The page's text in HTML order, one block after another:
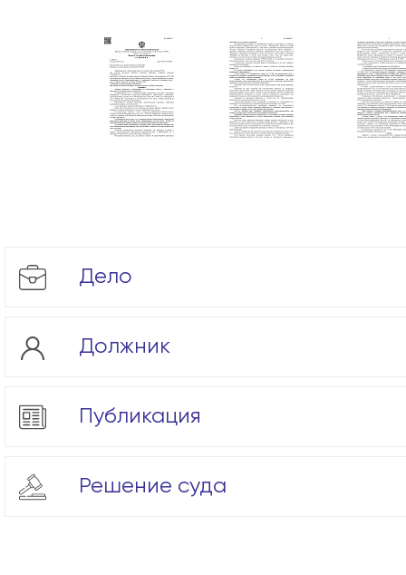
Дело
Должник
Публикация
Решение суда